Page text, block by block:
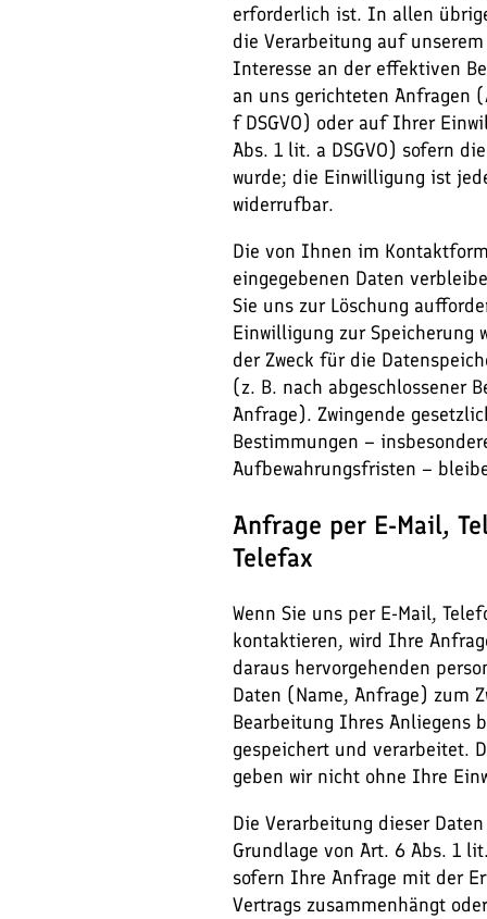
erforderlich ist. In allen
die Verarbeitung auf
Interesse an der effektiven
an uns gerichteten Anfragen
f DSGVO) oder auf Ihrer
Abs. 1 lit. a DSGVO) sofern
wurde; die Einwilligung ist
widerrufbar.
Die von Ihnen im
eingegebenen Daten
Sie uns zur Löschung
Einwilligung zur Speicherung
der Zweck für die
(z. B. nach abgeschlossener
Anfrage). Zwingende
Bestimmungen –
Aufbewahrungsfristen –
Anfrage per E-Mail,
Telefax
Wenn Sie uns per E-Mail,
kontaktieren, wird Ihre
daraus hervorgehenden
Daten (Name, Anfrage) zum
Bearbeitung Ihres Anliegens
gespeichert und verarbeitet.
geben wir nicht ohne Ihre
Die Verarbeitung dieser
Grundlage von Art. 6 Abs. 1
sofern Ihre Anfrage mit der
Vertrags zusammenhängt